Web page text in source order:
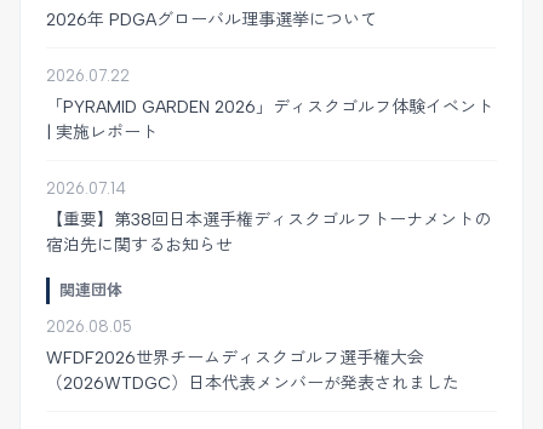
2026年 PDGAグローバル理事選挙について
2026.07.22
「PYRAMID GARDEN 2026」ディスクゴルフ体験イベント
| 実施レポート
2026.07.14
【重要】第38回日本選手権ディスクゴルフトーナメントの
宿泊先に関するお知らせ
関連団体
2026.08.05
WFDF2026世界チームディスクゴルフ選手権大会
（2026WTDGC）日本代表メンバーが発表されました